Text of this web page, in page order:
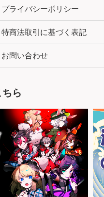
プライバシーポリシー
特商法取引に基づく表記
お問い合わせ
ら